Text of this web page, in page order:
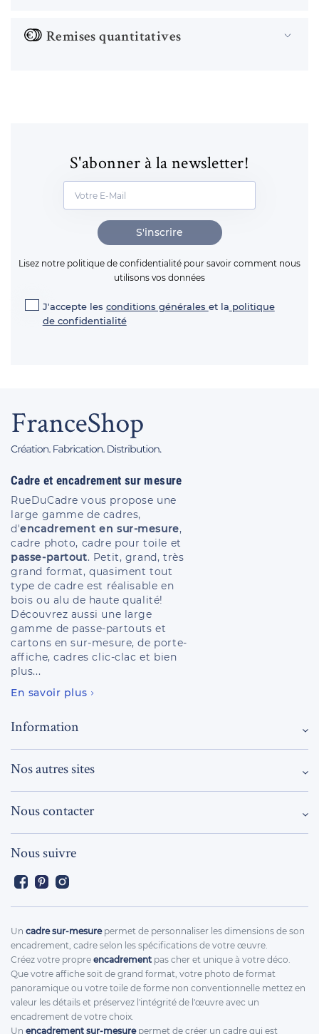
Remises quantitatives
S'abonner à la newsletter!
S'inscrire
Lisez notre politique de confidentialité pour savoir comment nous
utilisons vos données
J'accepte les conditions générales et la politique
de confidentialité
Cadre et encadrement sur mesure
RueDuCadre vous propose une
large gamme de cadres,
d'encadrement en sur-mesure,
cadre photo, cadre pour toile et
passe-partout. Petit, grand, très
grand format, quasiment tout
type de cadre est réalisable en
bois ou alu de haute qualité!
Découvrez aussi une large
gamme de passe-partouts et
cartons en sur-mesure, de porte-
affiche, cadres clic-clac et bien
plus...
En savoir plus
Information
Nos autres sites
Nous contacter
Nous suivre
FacebookPinterest
Un cadre sur-mesurepermet de personnaliser les dimensions de son
encadrement, cadre selon les spécifications de votre œuvre.
Créez votre propre encadrement pas cher et unique à votre déco.
Que votre affiche soit de grand format, votre photo de format
panoramique ou votre toile de forme non conventionnelle mettez en
valeur les détails et préservez l'intégrité de l'œuvre avec un
encadrement de votre choix.
Un encadrement sur-mesurepermet de créer un cadre qui est